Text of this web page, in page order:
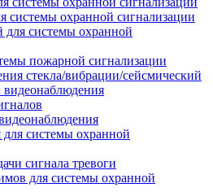
системы охранной сигнализации
для системы охранной
пожарной сигнализации
стекла/вибрации/сейсмический
системы охранной
сигнала тревоги
для системы охранной